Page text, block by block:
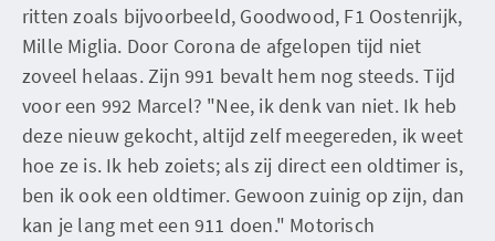
ritten zoals bijvoorbeeld, Goodwood, F1 Oostenrijk,
Mille Miglia. Door Corona de afgelopen tijd niet
zoveel helaas. Zijn 991 bevalt hem nog steeds. Tijd
voor een 992 Marcel? "Nee, ik denk van niet. Ik heb
deze nieuw gekocht, altijd zelf meegereden, ik weet
hoe ze is. Ik heb zoiets; als zij direct een oldtimer is,
ben ik ook een oldtimer. Gewoon zuinig op zijn, dan
kan je lang met een 911 doen." Motorisch